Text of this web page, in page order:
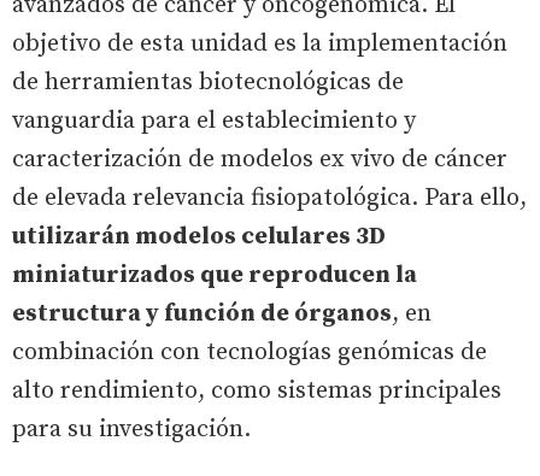
objetivo de esta unidad es la implementación
de herramientas biotecnológicas de
vanguardia para el establecimiento y
caracterización de modelos ex vivo de cáncer
de elevada relevancia fisiopatológica. Para ello,
utilizarán modelos celulares 3D
miniaturizados que reproducen la
estructura y función de órganos, en
combinación con tecnologías genómicas de
alto rendimiento, como sistemas principales
para su investigación.